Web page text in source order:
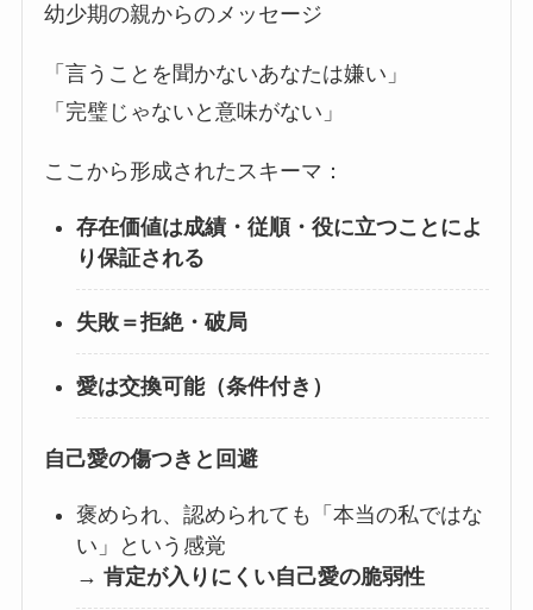
幼少期の親からのメッセージ
「言うことを聞かないあなたは嫌い」
「完璧じゃないと意味がない」
ここから形成されたスキーマ：
存在価値は成績・従順・役に立つことによ
り保証される
失敗＝拒絶・破局
愛は交換可能（条件付き）
自己愛の傷つきと回避
褒められ、認められても「本当の私ではな
い」という感覚
→ 肯定が入りにくい自己愛の脆弱性